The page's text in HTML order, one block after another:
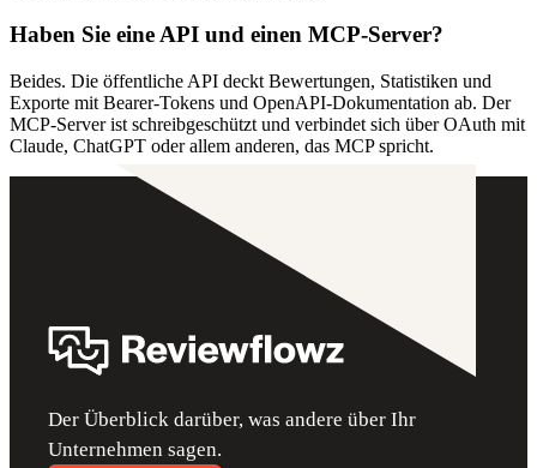
Haben Sie eine API und einen MCP-Server?
Beides. Die öffentliche API deckt Bewertungen, Statistiken und
Exporte mit Bearer-Tokens und OpenAPI-Dokumentation ab. Der
MCP-Server ist schreibgeschützt und verbindet sich über OAuth mit
Claude, ChatGPT oder allem anderen, das MCP spricht.
Der Überblick darüber, was andere über Ihr
Unternehmen sagen.